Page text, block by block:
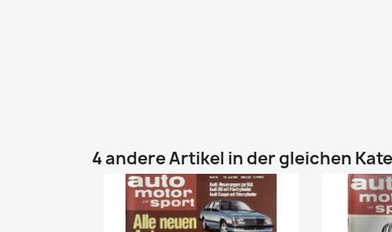
4 andere Artikel in der gleichen